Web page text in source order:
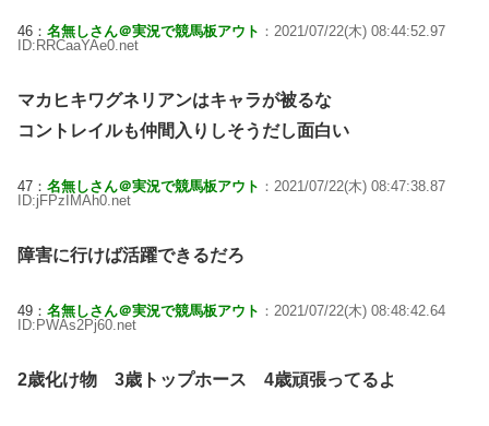
46： 名無しさん＠実況で競馬板アウト ：2021/07/22(木) 08:44:52.97
ID:RRCaaYAe0.net
マカヒキワグネリアンはキャラが被るな
コントレイルも仲間入りしそうだし面白い
47： 名無しさん＠実況で競馬板アウト ：2021/07/22(木) 08:47:38.87
ID:jFPzIMAh0.net
障害に行けば活躍できるだろ
49： 名無しさん＠実況で競馬板アウト ：2021/07/22(木) 08:48:42.64
ID:PWAs2Pj60.net
2歳化け物 3歳トップホース 4歳頑張ってるよ